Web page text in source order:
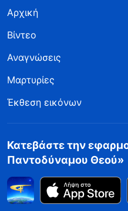
Αρχική
Βίντεο
Αναγνώσεις
Μαρτυρίες
Έκθεση εικόνων
Κατεβάστε την
Παντοδύναμου Θεού»